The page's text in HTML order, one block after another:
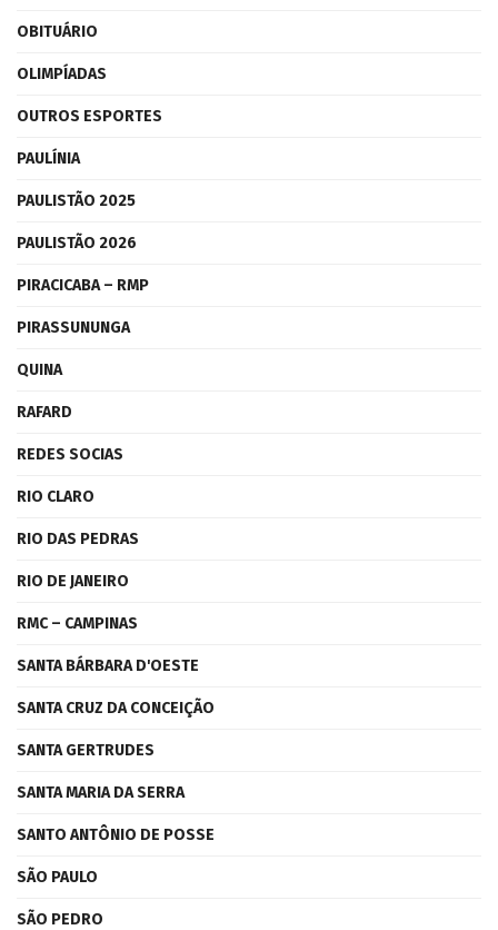
OBITUÁRIO
OLIMPÍADAS
OUTROS ESPORTES
PAULÍNIA
PAULISTÃO 2025
PAULISTÃO 2026
PIRACICABA – RMP
PIRASSUNUNGA
QUINA
RAFARD
REDES SOCIAS
RIO CLARO
RIO DAS PEDRAS
RIO DE JANEIRO
RMC – CAMPINAS
SANTA BÁRBARA D'OESTE
SANTA CRUZ DA CONCEIÇÃO
SANTA GERTRUDES
SANTA MARIA DA SERRA
SANTO ANTÔNIO DE POSSE
SÃO PAULO
SÃO PEDRO